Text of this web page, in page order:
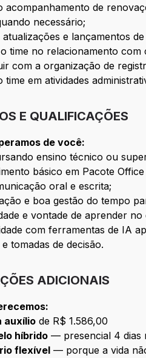
acompanhamento de
necessário;
atualizações e lançamentos
time no relacionamento com
com a organização de
time em atividades
E QUALIFICAÇÕES
de você:
ensino técnico ou
básico em Pacote
oral e escrita;
e boa gestão do tempo
e vontade de aprender no
com ferramentas de IA
tomadas de decisão.
ADICIONAIS
auxílio de R$ 1.586,00
híbrido — presencial 4 dias
flexível — porque a vida